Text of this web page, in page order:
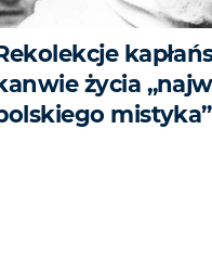
życia
mistyka”